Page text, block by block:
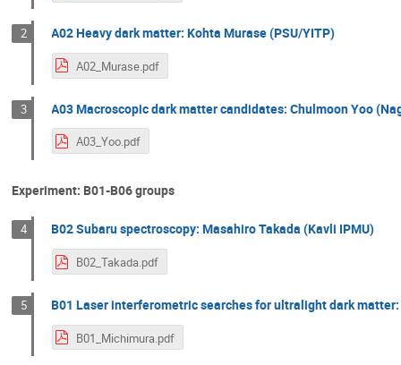
2 A02 Heavy dark matter: Kohta Murase (PSU/YITP)
A02_Murase.pdf
3 A03 Macroscopic dark matter candidates: Chulmoon Yoo
A03_Yoo.pdf
Experiment: B01-B06 groups
4 B02 Subaru spectroscopy: Masahiro Takada (Kavli IPMU)
B02_Takada.pdf
5 B01 Laser interferometric searches for ultralight dark
B01_Michimura.pdf